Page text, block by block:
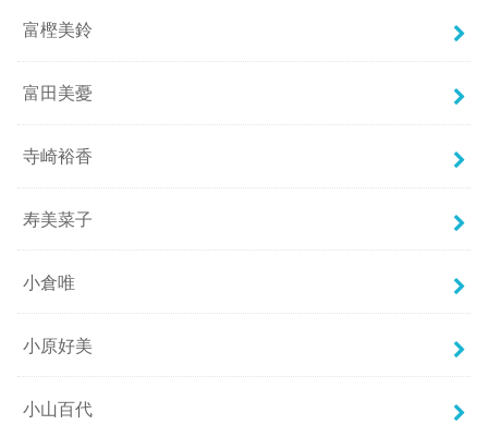
富樫美鈴
富田美憂
寺崎裕香
寿美菜子
小倉唯
小原好美
小山百代